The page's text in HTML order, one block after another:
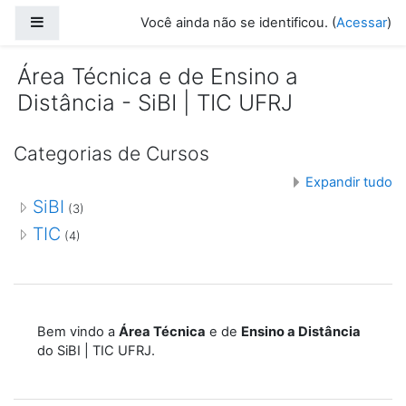
Você ainda não se identificou. (Acessar)
Área Técnica e de Ensino a
Distância - SiBI | TIC UFRJ
Categorias de Cursos
Expandir tudo
SiBI (3)
TIC (4)
Bem vindo a Área Técnica e de Ensino a Distância
do SiBI | TIC UFRJ.